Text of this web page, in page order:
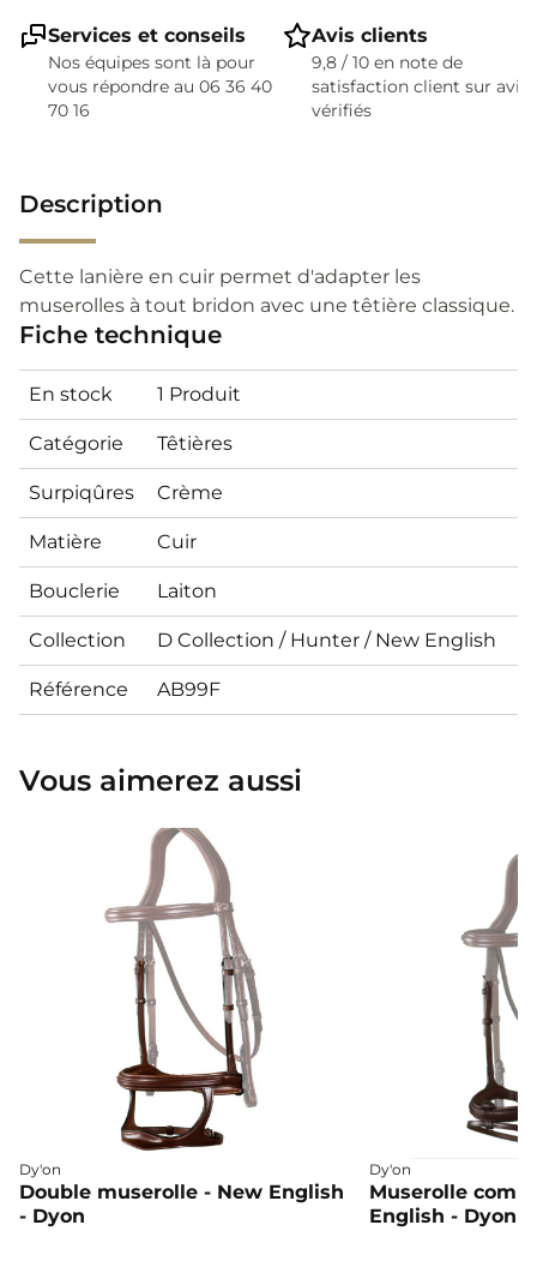
Services et conseils
Nos équipes sont là pour
vous répondre au 06 36 40
70 16
Avis clients
9,8 / 10 en note de
satisfaction client sur avis
vérifiés
Description
Cette lanière en cuir permet d'adapter les
muserolles à tout bridon avec une têtière classique.
Fiche technique
En stock 1 Produit
Catégorie Têtières
Surpiqûres Crème
Matière Cuir
Bouclerie Laiton
Collection D Collection / Hunter / New English
Référence AB99F
Vous aimerez aussi
Dy'on
Double muserolle - New English
- Dyon
Dy'on
Muserolle
English - Dyon